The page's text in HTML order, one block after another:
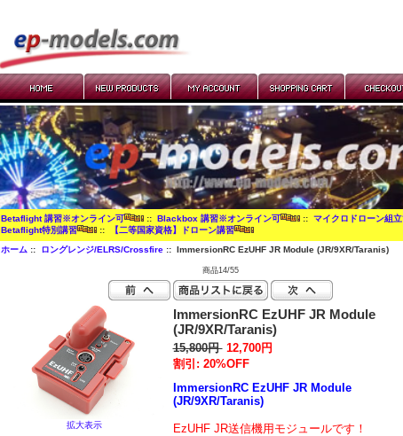
Betaflight 講習※オンライン可 ::Blackbox 講習※オンライン可 ::マイクロドローン組立
Betaflight特別講習
:: 【二等国家資格】ドローン講習
ホーム :: ロングレンジ/ELRS/Crossfire :: ImmersionRC EzUHF JR Module (JR/9XR/Taranis)
商品14/55
拡大表示
ImmersionRC EzUHF JR Module
(JR/9XR/Taranis)
15,800円 12,700円
割引: 20%OFF
ImmersionRC EzUHF JR Module
(JR/9XR/Taranis)
EzUHF JR送信機用モジュールです！